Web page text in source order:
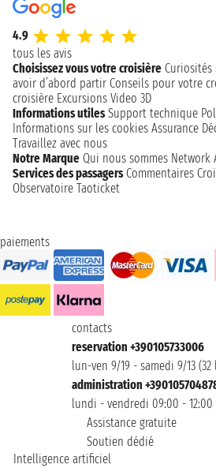
4.9
tous les avis
Choisissez vous votre croisière Curiosités
avoir d’abord partir Conseils pour votre
croisière Excursions Video 3D
Informations utiles Support technique
Informations sur les cookies Assurance
Travaillez avec nous
Notre Marque Qui nous sommes Network
Services des passagers Commentaires
Observatoire Taoticket
paiements
contacts
reservation +390105733006
lun-ven 9/19 - samedi 9/13 (32
administration
lundi - vendredi 09:00 - 12:00
Assistance gratuite
Soutien dédié
Intelligence artificiel